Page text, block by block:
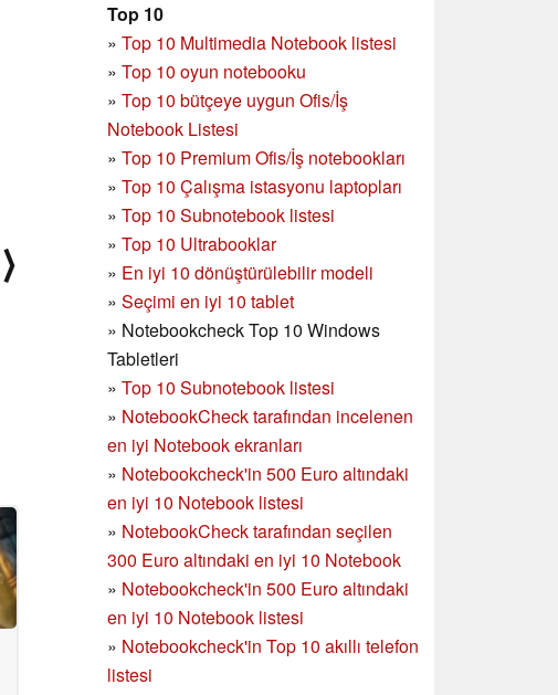
Top 10
» Top 10 Multimedia Notebook listesi
» Top 10 oyun notebooku
» Top 10 bütçeye uygun Ofis/İş
Notebook Listesi
» Top 10 Premium Ofis/İş notebookları
» Top 10 Çalışma istasyonu laptopları
» Top 10 Subnotebook listesi
» Top 10 Ultrabooklar
» En iyi 10 dönüştürülebilir modeli
» Seçimi en iyi 10 tablet
» Notebookcheck Top 10 Windows
Tabletleri
» Top 10 Subnotebook listesi
» NotebookCheck tarafından incelenen
en iyi Notebook ekranları
» Notebookcheck'in 500 Euro altındaki
en iyi 10 Notebook listesi
» NotebookCheck tarafından seçilen
300 Euro altındaki en iyi 10 Notebook
» Notebookcheck'in 500 Euro altındaki
en iyi 10 Notebook listesi
» Notebookcheck'in Top 10 akıllı telefon
listesi
⟩